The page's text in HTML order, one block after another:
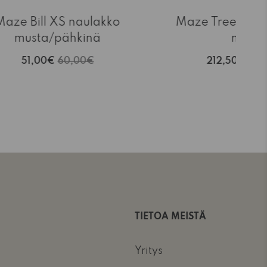
Bill XS naulakko
musta/pähkinä
51,00€ 60,00€
Maze Tree
musta
212,50€
TIETOA MEISTÄ
Yritys